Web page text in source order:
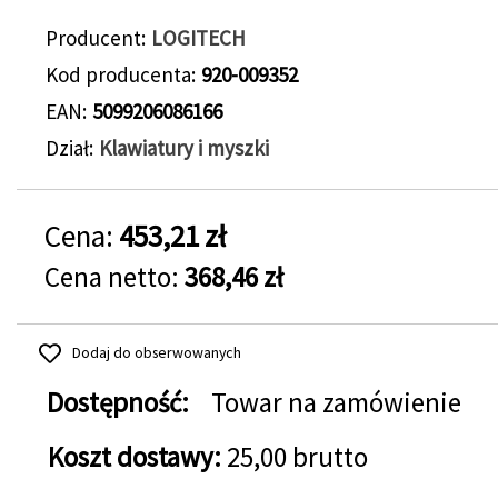
Producent LOGITECH
Kod producenta 920-009352
EAN 5099206086166
Dział Klawiatury i myszki
Cena: 453,21 zł
Cena netto: 368,46 zł
Dodaj do obserwowanych
Dostępność:
Towar na zamówienie
Koszt dostawy: 25,00 brutto